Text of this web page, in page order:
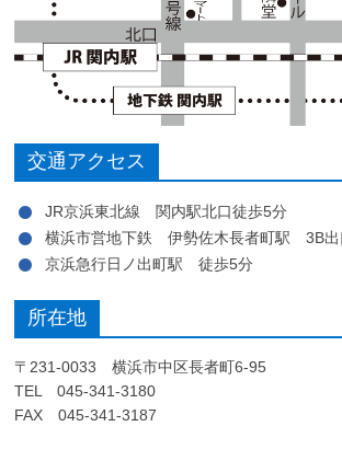
交通アクセス
JR京浜東北線 関内駅北口徒歩5分
横浜市営地下鉄 伊勢佐木長者町駅 3B出
京浜急行日ノ出町駅 徒歩5分
所在地
〒231-0033 横浜市中区長者町6-95
TEL 045-341-3180
FAX 045-341-3187